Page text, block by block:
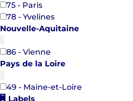
75 - Paris
78 - Yvelines
Nouvelle-Aquitaine
86 - Vienne
Pays de la Loire
49 - Maine-et-Loire
Labels